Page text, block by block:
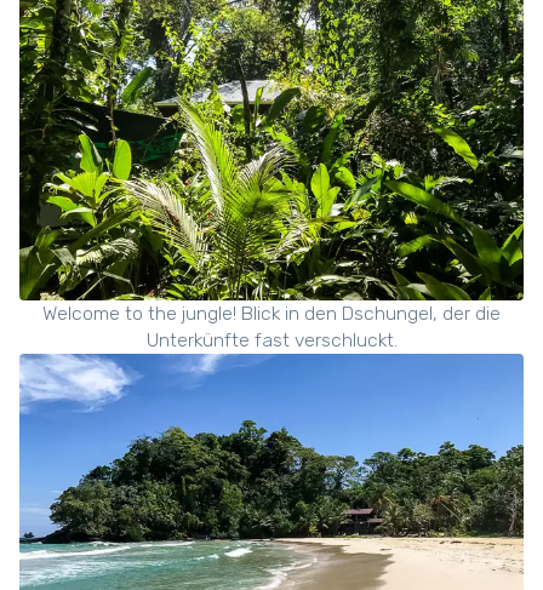
Welcome to the jungle! Blick in den Dschungel, der die
Unterkünfte fast verschluckt.